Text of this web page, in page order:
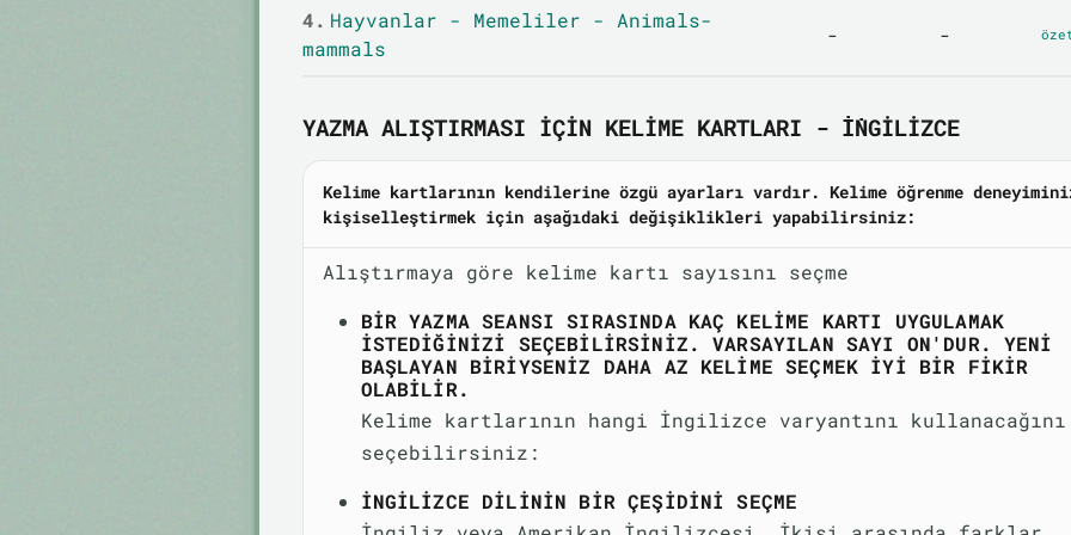
4. Hayvanlar - Memeliler - Animals-
mammals
- -
YAZMA ALIŞTIRMASI IÇIN KELIME KARTLARI - İNGILIZCE
Kelime kartlarının kendilerine özgü ayarları vardır. Kelime öğrenme
kişiselleştirmek için aşağıdaki değişiklikleri yapabilirsiniz:
Alıştırmaya göre kelime kartı sayısını seçme
BIR YAZMA SEANSI SIRASINDA KAÇ KELIME KARTI UYGULAMAK
ISTEDIĞINIZI SEÇEBILIRSINIZ. VARSAYILAN SAYI ON'DUR. YENI
BAŞLAYAN BIRIYSENIZ DAHA AZ KELIME SEÇMEK IYI BIR FIKIR
OLABILIR.
Kelime kartlarının hangi İngilizce varyantını kullanacağını
seçebilirsiniz:
İNGILIZCE DILININ BIR ÇEŞIDINI SEÇME